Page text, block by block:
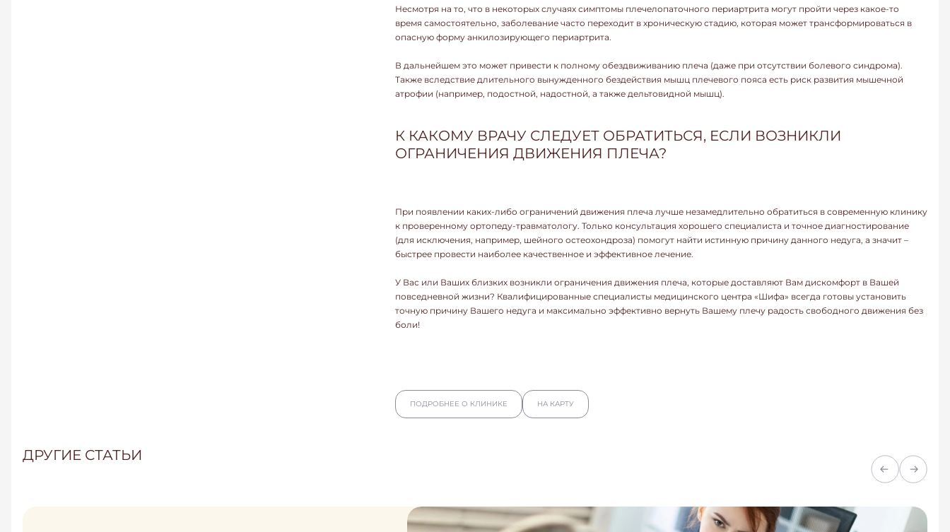
Несмотря на то, что в некоторых случаях симптомы плечелопаточного периартрита могут пройти через какое-то
время самостоятельно, заболевание часто переходит в хроническую стадию, которая может трансформироваться в
опасную форму анкилозирующего периартрита.
В дальнейшем это может привести к полному обездвиживанию плеча (даже при отсутствии болевого синдрома).
Также вследствие длительного вынужденного бездействия мышц плечевого пояса есть риск развития мышечной
атрофии (например, подостной, надостной, а также дельтовидной мышц).
К КАКОМУ ВРАЧУ СЛЕДУЕТ ОБРАТИТЬСЯ, ЕСЛИ ВОЗНИКЛИ
ОГРАНИЧЕНИЯ ДВИЖЕНИЯ ПЛЕЧА?
При появлении каких-либо ограничений движения плеча лучше незамедлительно обратиться в современную клинику
к проверенному ортопеду-травматологу. Только консультация хорошего специалиста и точное диагностирование
(для исключения, например, шейного остеохондроза) помогут найти истинную причину данного недуга, а значит –
быстрее провести наиболее качественное и эффективное лечение.
У Вас или Ваших близких возникли ограничения движения плеча, которые доставляют Вам дискомфорт в Вашей
повседневной жизни? Квалифицированные специалисты медицинского центра «Шифа» всегда готовы установить
точную причину Вашего недуга и максимально эффективно вернуть Вашему плечу радость свободного движения без
боли!
ПОДРОБНЕЕ О КЛИНИКЕ НА КАРТУ
ДРУГИЕ СТАТЬИ